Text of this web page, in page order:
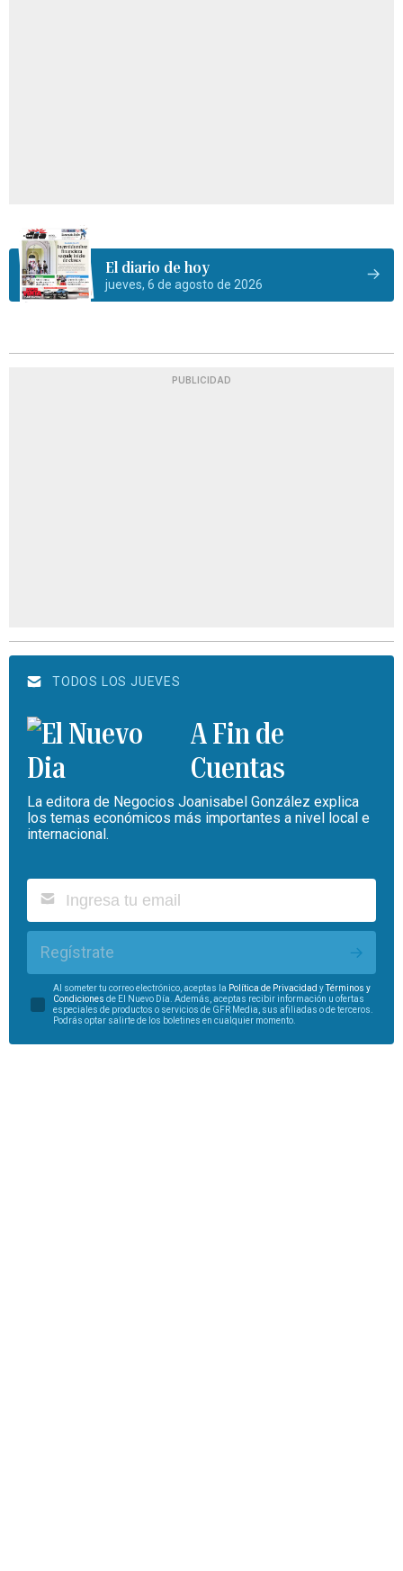
El diario de hoy
jueves, 6 de agosto de 2026
PUBLICIDAD
TODOS LOS JUEVES
A Fin de
Cuentas
La editora de Negocios Joanisabel González explica
los temas económicos más importantes a nivel local e
internacional.
Regístrate
Al someter tu correo electrónico, aceptas la Política de Privacidad yTérminos y
Condiciones de El Nuevo Día. Además, aceptas recibir información u ofertas
especiales de productos o servicios de GFR Media, sus afiliadas o de terceros.
Podrás optar salirte de los boletines en cualquier momento.